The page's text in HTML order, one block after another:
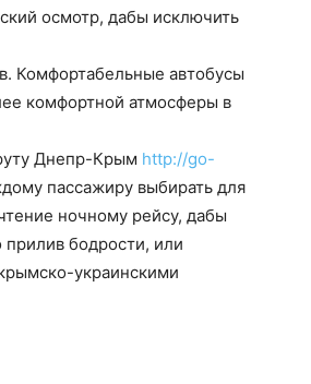
осмотр, дабы исключить
Комфортабельные автобусы
комфортной атмосферы в
Днепр-Крым http://go-
пассажиру выбирать для
ночному рейсу, дабы
прилив бодрости, или
украинскими